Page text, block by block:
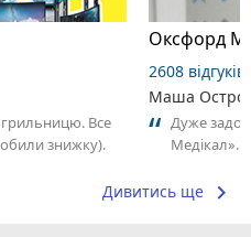
грильницю. Все
знижку).
Оксфорд
2608 відгуків
Маша
Дуже
Медікал».
Дивитись ще keyboard_arrow_right